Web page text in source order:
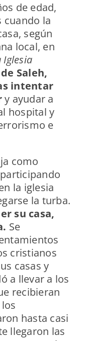
de edad,
cuando la
según
local, en
Iglesia
Saleh,
intentar
y ayudar a
hospital y
e
como
la iglesia
la turba.
su casa,
Se
cristianos
casas y
a llevar a los
recibieran
hasta casi
llegaron las